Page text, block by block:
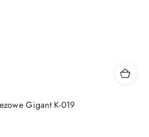
Gigant K-019